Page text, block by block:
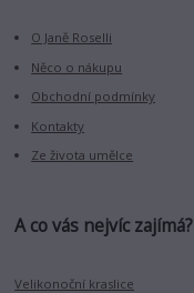
O Janě Roselli
Něco o nákupu
Obchodní podmínky
Kontakty
Ze života umělce
A co vás nejvíc zajímá?
Velikonoční kraslice